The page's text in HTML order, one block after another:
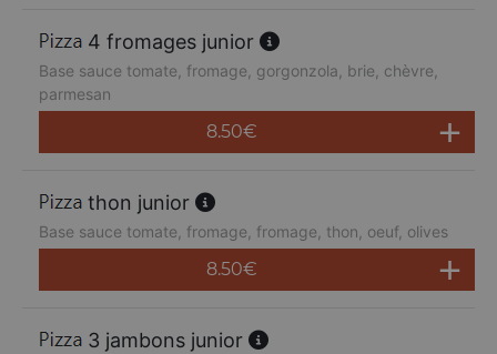
4 fromages junior
Base sauce tomate, fromage, gorgonzola, brie, chèvre,
parmesan
8.50€
thon junior
Base sauce tomate, fromage, fromage, thon, oeuf, olives
8.50€
3 jambons junior